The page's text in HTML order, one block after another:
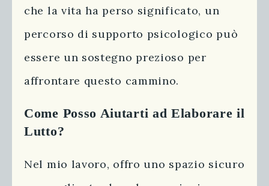
che la vita ha perso significato, un
percorso di supporto psicologico può
essere un sostegno prezioso per
affrontare questo cammino.
Come Posso Aiutarti ad Elaborare il
Lutto?
Nel mio lavoro, offro uno spazio sicuro